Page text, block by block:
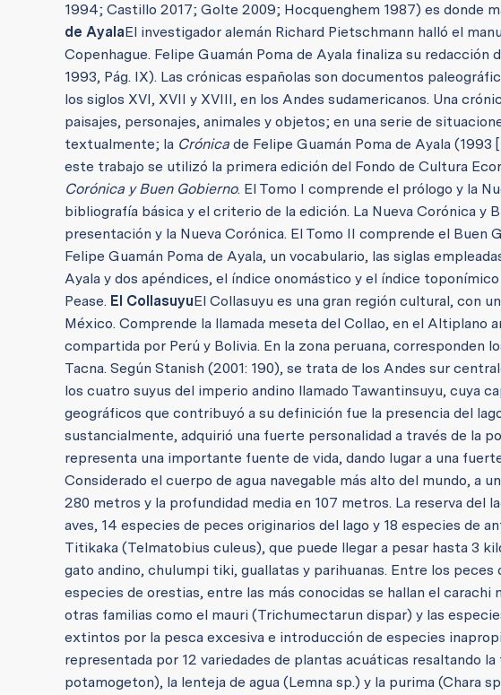
1994; Castillo 2017; Golte 2009; Hocquenghem 1987) es donde
de AyalaEl investigador alemán Richard Pietschmann halló el
Copenhague. Felipe Guamán Poma de Ayala finaliza su redacción
1993, Pág. IX). Las crónicas españolas son documentos
los siglos XVI, XVII y XVIII, en los Andes sudamericanos. Una
paisajes, personajes, animales y objetos; en una serie de
textualmente; la Crónica de Felipe Guamán Poma de Ayala
este trabajo se utilizó la primera edición del Fondo de Cultura
Corónica y Buen Gobierno. El Tomo I comprende el prólogo y la
bibliografía básica y el criterio de la edición. La Nueva Corónica y
presentación y la Nueva Corónica. El Tomo II comprende el Buen
Felipe Guamán Poma de Ayala, un vocabulario, las siglas
Ayala y dos apéndices, el índice onomástico y el índice
Pease. El CollasuyuEl Collasuyu es una gran región cultural, con
México. Comprende la llamada meseta del Collao, en el
compartida por Perú y Bolivia. En la zona peruana, corresponden
Tacna. Según Stanish (2001: 190), se trata de los Andes sur
los cuatro suyus del imperio andino llamado Tawantinsuyu, cuya
geográficos que contribuyó a su definición fue la presencia del
sustancialmente, adquirió una fuerte personalidad a través de la
representa una importante fuente de vida, dando lugar a una
Considerado el cuerpo de agua navegable más alto del mundo, a
280 metros y la profundidad media en 107 metros. La reserva del
aves, 14 especies de peces originarios del lago y 18 especies de
Titikaka (Telmatobius culeus), que puede llegar a pesar hasta 3
gato andino, chulumpi tiki, guallatas y parihuanas. Entre los
especies de orestias, entre las más conocidas se hallan el carachi
otras familias como el mauri (Trichumectarun dispar) y las
extintos por la pesca excesiva e introducción de especies
representada por 12 variedades de plantas acuáticas resaltando
potamogeton), la lenteja de agua (Lemna sp.) y la purima (Chara